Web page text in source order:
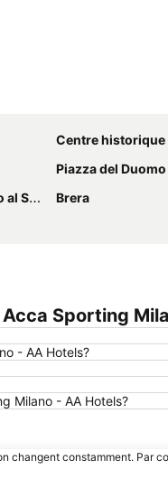
Centre historique
Piazza del Duomo
Brera
Sporting
- AA Hotels?
Milano - AA Hotels?
changent constamment. Par